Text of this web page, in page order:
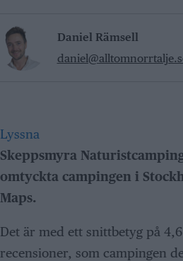
Daniel Rämsell
Lyssna
Skeppsmyra
omtyckta campingen i
Maps.
Det är med ett snittbetyg på
recensioner, som campingen